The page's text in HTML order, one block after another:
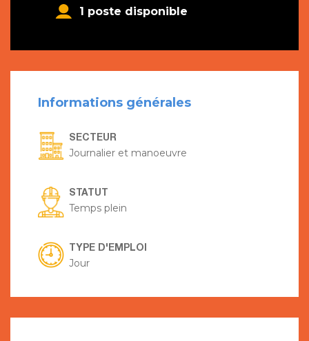
1 poste disponible
Informations générales
SECTEUR
Journalier et manoeuvre
STATUT
Temps plein
TYPE D'EMPLOI
Jour